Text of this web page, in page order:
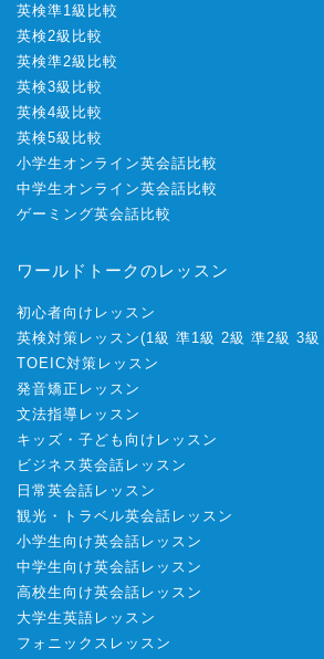
英検準1級比較
英検2級比較
英検準2級比較
英検3級比較
英検4級比較
英検5級比較
小学生オンライン英会話比較
中学生オンライン英会話比較
ゲーミング英会話比較
ワールドトークのレッスン
初心者向けレッスン
英検対策レッスン(1級 準1級 2級 準2級 3級
TOEIC対策レッスン
発音矯正レッスン
文法指導レッスン
キッズ・子ども向けレッスン
ビジネス英会話レッスン
日常英会話レッスン
観光・トラベル英会話レッスン
小学生向け英会話レッスン
中学生向け英会話レッスン
高校生向け英会話レッスン
大学生英語レッスン
フォニックスレッスン